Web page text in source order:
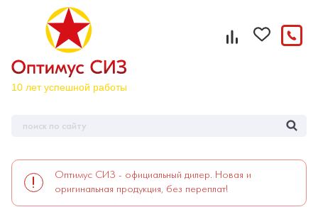
Оптимус СИЗ - официальный дилер. Новая и
оригинальная продукция, без переплат!